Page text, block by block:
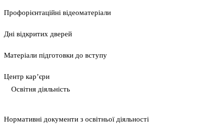
Профорієнтаційні відеоматеріали
Дні відкритих дверей
Матеріали підготовки до вступу
Центр кар’єри
Освітня діяльність
Нормативні документи з освітньої діяльності